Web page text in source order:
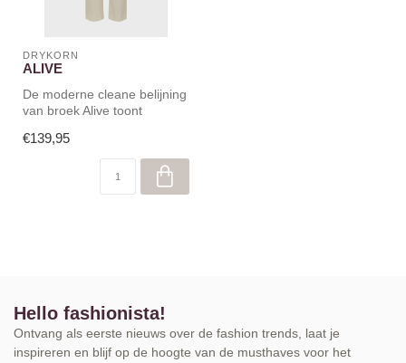
DRYKORN
ALIVE
De moderne cleane belijning
van broek Alive toont
ontw...
€139,95
Hello fashionista!
Ontvang als eerste nieuws over de fashion trends, laat je
inspireren en blijf op de hoogte van de musthaves voor het